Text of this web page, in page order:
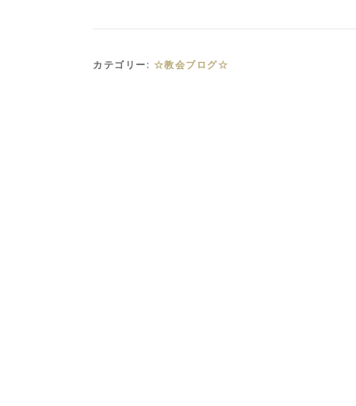
カテゴリー: ☆教会ブログ☆